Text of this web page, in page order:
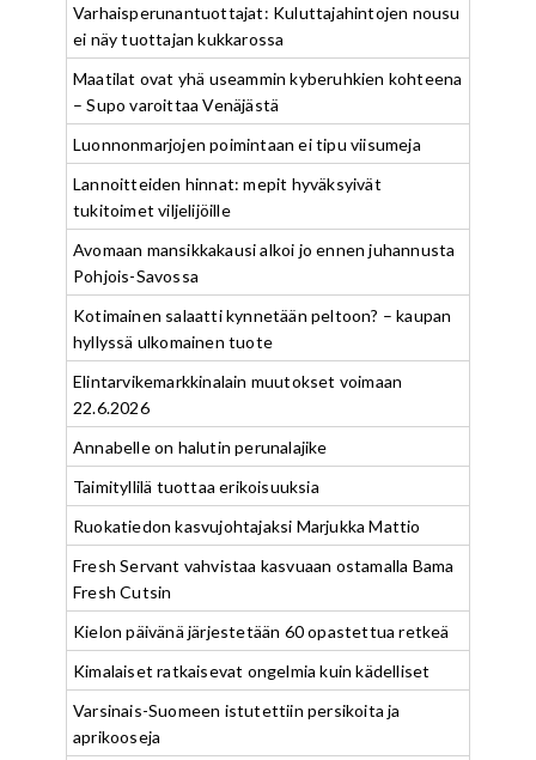
Varhaisperunantuottajat: Kuluttajahintojen nousu
ei näy tuottajan kukkarossa
Maatilat ovat yhä useammin kyberuhkien kohteena
– Supo varoittaa Venäjästä
Luonnonmarjojen poimintaan ei tipu viisumeja
Lannoitteiden hinnat: mepit hyväksyivät
tukitoimet viljelijöille
Avomaan mansikkakausi alkoi jo ennen juhannusta
Pohjois-Savossa
Kotimainen salaatti kynnetään peltoon? – kaupan
hyllyssä ulkomainen tuote
Elintarvikemarkkinalain muutokset voimaan
22.6.2026
Annabelle on halutin perunalajike
Taimityllilä tuottaa erikoisuuksia
Ruokatiedon kasvujohtajaksi Marjukka Mattio
Fresh Servant vahvistaa kasvuaan ostamalla Bama
Fresh Cutsin
Kielon päivänä järjestetään 60 opastettua retkeä
Kimalaiset ratkaisevat ongelmia kuin kädelliset
Varsinais-Suomeen istutettiin persikoita ja
aprikooseja